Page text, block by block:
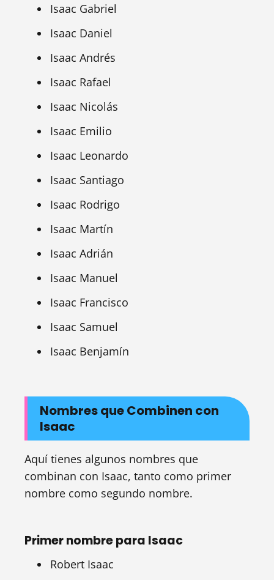
Isaac Gabriel
Isaac Daniel
Isaac Andrés
Isaac Rafael
Isaac Nicolás
Isaac Emilio
Isaac Leonardo
Isaac Santiago
Isaac Rodrigo
Isaac Martín
Isaac Adrián
Isaac Manuel
Isaac Francisco
Isaac Samuel
Isaac Benjamín
Nombres que Combinen con
Isaac
Aquí tienes algunos nombres que
combinan con Isaac, tanto como primer
nombre como segundo nombre.
Primer nombre para Isaac
Robert Isaac